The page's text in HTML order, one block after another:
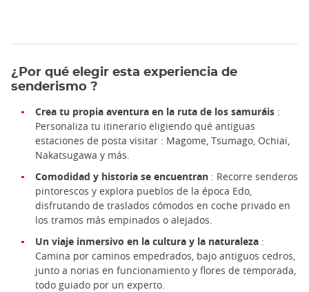
¿Por qué elegir esta experiencia de
senderismo ?
Crea tu propia aventura en la ruta de los samuráis :
Personaliza tu itinerario eligiendo qué antiguas
estaciones de posta visitar : Magome, Tsumago, Ochiai,
Nakatsugawa y más.
Comodidad y historia se encuentran : Recorre senderos
pintorescos y explora pueblos de la época Edo,
disfrutando de traslados cómodos en coche privado en
los tramos más empinados o alejados.
Un viaje inmersivo en la cultura y la naturaleza :
Camina por caminos empedrados, bajo antiguos cedros,
junto a norias en funcionamiento y flores de temporada,
todo guiado por un experto.